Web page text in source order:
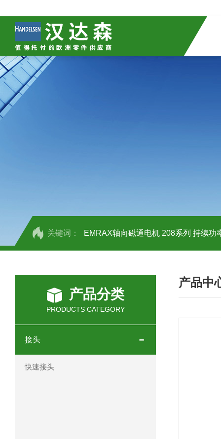
关键词： EMRAX轴向磁通电机 208系列 持续功
OEMER三相同步电机MTES 132SB/2
OEMER三相同步电机MTES 160MA/2
OEMER电机QLS 180M环保农业领域
产品分类
PRODUCTS CATEGORY
接头
快速接头
产品中